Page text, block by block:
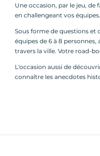
Une occasion, par le jeu, de
en challengeant vos équipes.
Sous forme de questions et
équipes de 6 à 8
travers la ville. Votre road-
L'occasion aussi de
connaître les anecdotes